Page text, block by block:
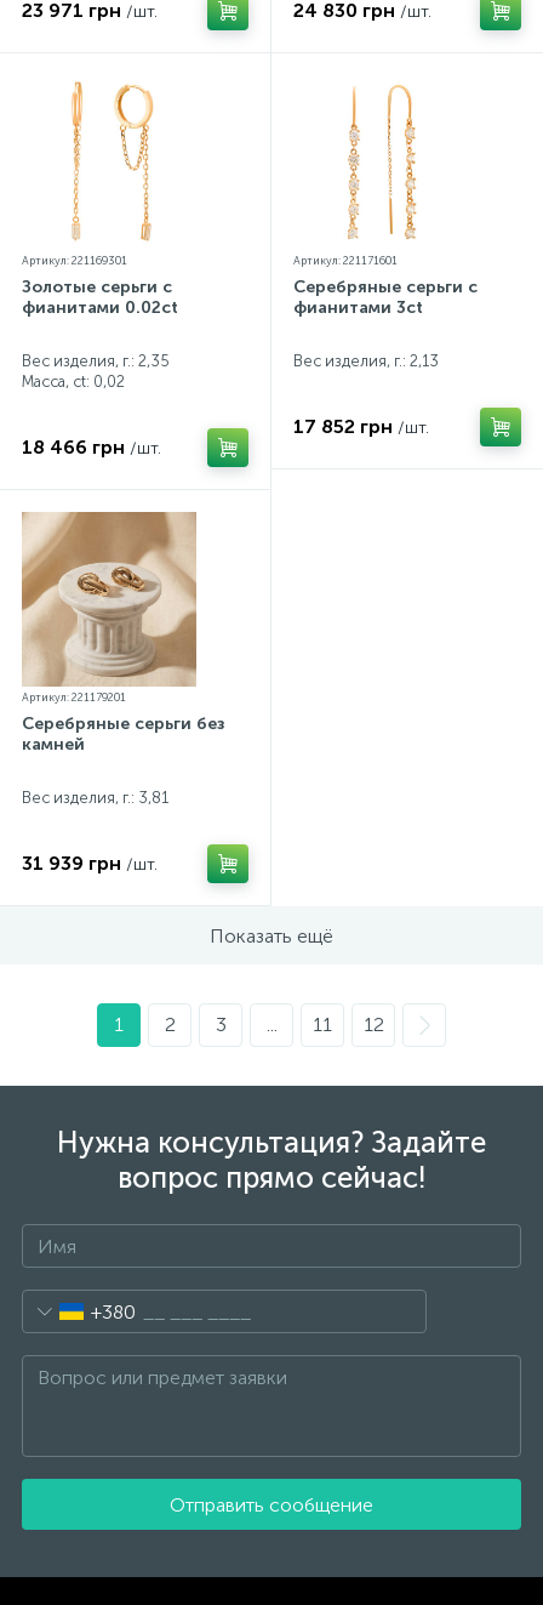
23 971 грн /шт. 24 830 грн /шт.
Артикул: 221169301
Золотые серьги с
фианитами 0.02ct
Вес изделия, г.: 2,35
Масса, ct: 0,02
18 466 грн /шт.
Артикул: 221171601
Серебряные серьги с
фианитами 3ct
Вес изделия, г.: 2,13
17 852 грн /шт.
Артикул: 221179201
Серебряные серьги без
камней
Вес изделия, г.: 3,81
31 939 грн /шт.
Показать ещё
1 2 3 ... 11 12
Нужна консультация? Задайте
вопрос прямо сейчас!
+380
Отправить сообщение